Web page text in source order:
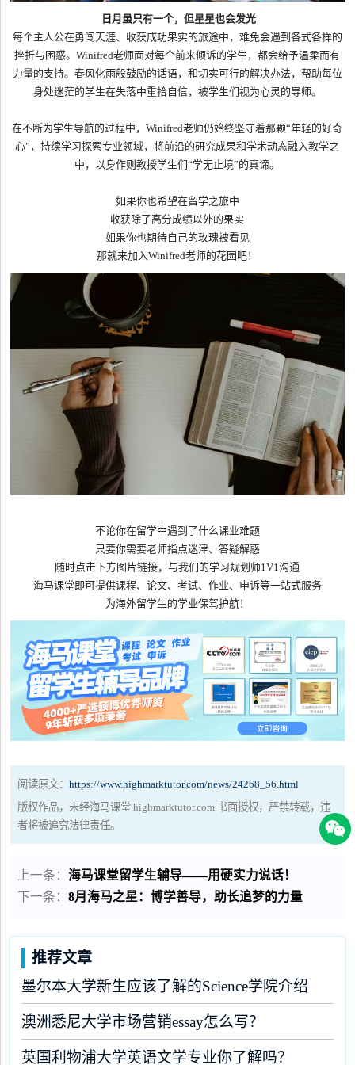
日月 虽 只有一个，但星星也会发光
每个主人公在勇闯天涯、收获成功果实的旅途中，难免会遇到各式各样的
挫折与困惑。Winifred老师面对每个前来倾诉的学生，都会给予温柔而有
力量的支持。春风化雨般鼓励的话语，和切实可行的解决办法，帮助每位
身处迷茫的学生在失落中重拾自信，被学生们视为心灵的导师。
在不断为学生导航的过程中，Winifred老师仍始终坚守着那颗“年轻的好奇
心”，持续学习探索专业领域，将前沿的研究成果和学术动态融入教学之
中，以身作则教授学生们“学无止境”的真谛。
如果你也希望在留学之旅中
收获除了高分成绩以外的果实
如果你也期待自己的玫瑰被看见
那就来加入Winifred老师的花园吧！
不论你在留学中遇到了什么课业难题
只要你需要老师指点迷津、答疑解惑
随时点击下方图片链接，与我们的学习规划师1V1沟通
海马课堂即可提供课程、论文、考试、作业、申诉等一站式服务
为海外留学生的学业保驾护航！
阅读原文：https://www.highmarktutor.com/news/24268_56.html
版权作品，未经海马课堂 highmarktutor.com 书面授权，严禁转载，违
者将被追究法律责任。
上一条：海马课堂留学生辅导——用硬实力说话！
下一条：8月海马之星：博学善导，助长追梦的力量
推荐文章
墨尔本大学新生应该了解的Science学院介绍
澳洲悉尼大学市场营销essay怎么写？
英国利物浦大学英语文学专业你了解吗？